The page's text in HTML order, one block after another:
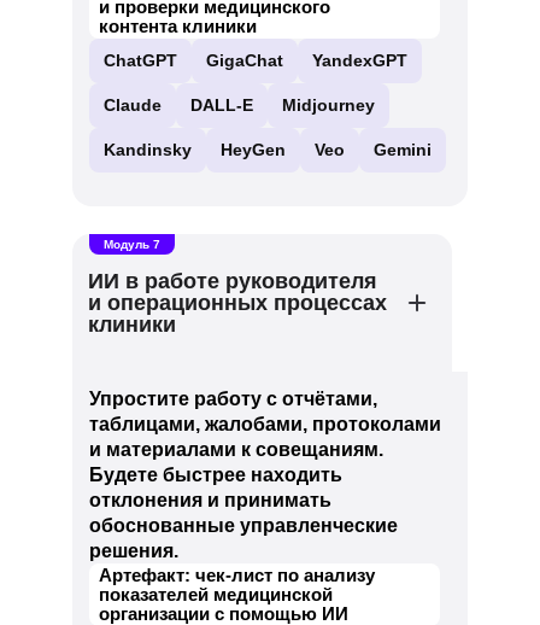
и проверки медицинского
контента клиники
ChatGPT GigaChat YandexGPT
Claude DALL-E Midjourney
Kandinsky HeyGen Veo Gemini
ИИ в работе руководителя
и операционных процессах
клиники
Модуль 7
Упростите работу с отчётами,
таблицами, жалобами, протоколами
и материалами к совещаниям.
Будете быстрее находить
отклонения и принимать
обоснованные управленческие
решения.
Артефакт: чек-лист по анализу
показателей медицинской
организации с помощью ИИ